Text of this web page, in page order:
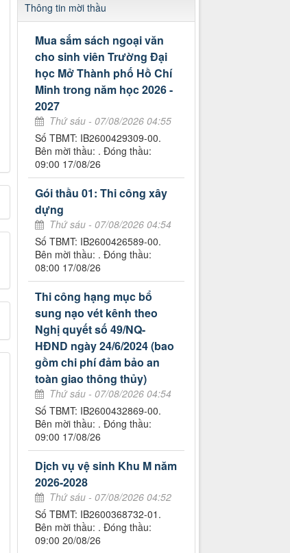
Thông tin mời thầu
Mua sắm sách ngoại văn
cho sinh viên Trường Đại
học Mở Thành phố Hồ Chí
Minh trong năm học 2026 -
2027
Thứ sáu - 07/08/2026 04:55
Số TBMT: IB2600429309-00.
Bên mời thầu: . Đóng thầu:
09:00 17/08/26
Gói thầu 01: Thi công xây
dựng
Thứ sáu - 07/08/2026 04:54
Số TBMT: IB2600426589-00.
Bên mời thầu: . Đóng thầu:
08:00 17/08/26
Thi công hạng mục bổ
sung nạo vét kênh theo
Nghị quyết số 49/NQ-
HĐND ngày 24/6/2024 (bao
gồm chi phí đảm bảo an
toàn giao thông thủy)
Thứ sáu - 07/08/2026 04:54
Số TBMT: IB2600432869-00.
Bên mời thầu: . Đóng thầu:
09:00 17/08/26
Dịch vụ vệ sinh Khu M năm
2026-2028
Thứ sáu - 07/08/2026 04:52
Số TBMT: IB2600368732-01.
Bên mời thầu: . Đóng thầu:
09:00 20/08/26